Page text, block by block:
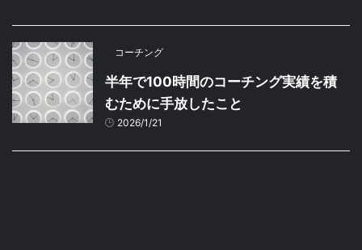
コーチング
半年で100時間のコーチング実績を積
むために手放したこと
2026/1/21